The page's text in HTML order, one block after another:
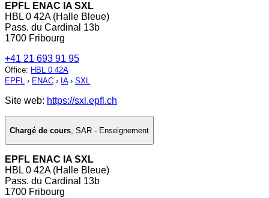
EPFL ENAC IA SXL
HBL 0 42A (Halle Bleue)
Pass. du Cardinal 13b
1700 Fribourg
+41 21 693 91 95
Office: HBL 0 42A
EPFL › ENAC › IA› SXL
Site web: https://sxl.epfl.ch
Chargé de cours SAR - Enseignement
EPFL ENAC IA SXL
HBL 0 42A (Halle Bleue)
Pass. du Cardinal 13b
1700 Fribourg